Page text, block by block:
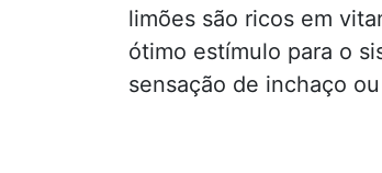
limões são ricos em
ótimo estímulo para o
sensação de inchaço